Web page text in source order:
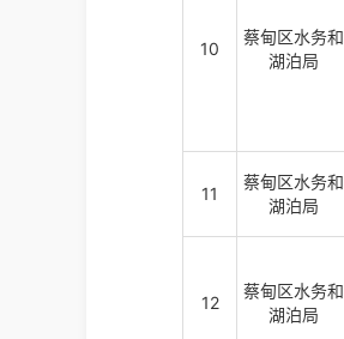
10
蔡甸区水务和
湖泊局
11
蔡甸区水务和
湖泊局
12
蔡甸区水务和
湖泊局